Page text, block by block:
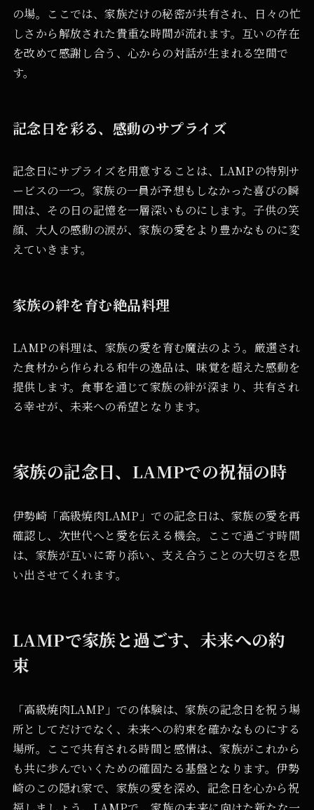
の場。ここでは、家族だけの秘密が共有され、日々の忙
しさから解放された貴重な時間が流れます。互いの存在
を改めて感謝し合う、心からの対話が生まれる空間で
す。
記念日を彩る、感動のサプライズ
記念日にサプライズを用意することは、LAMPの特別サ
ービスの一つ。家族の一員が予想もしなかった喜びの瞬
間は、その日の記憶を一層深いものにします。子供の笑
顔、大人の感動の涙が、家族の愛をより豊かなものに変
えていきます。
家族の絆を育む絶品料理
LAMPの料理は、家族の愛を育む魔法のよう。厳選され
た食材から作られる和牛の逸品は、味覚を超えた感動を
提供します。食事を通じて家族の絆が深まり、共有され
る幸せが、未来への希望となります。
家族の記念日、LAMPでの祝福の時
伊勢崎「高級焼肉LAMP」での記念日は、家族の愛を再
確認し、次世代へと愛を伝える機会。ここで過ごす時間
は、家族が互いに寄り添い、支え合うことの大切さを思
い出させてくれます。
LAMPで家族と過ごす、未来への約
束
「高級焼肉LAMP」での体験は、家族の記念日を祝う場
所としてだけでなく、未来への約束を確かなものにする
場所。ここで共有される時間と感情は、家族がこれから
も共に歩んでいくための確固たる基盤となります。伊勢
崎のこの隠れ家で、家族の愛を深め、記念日を心から祝